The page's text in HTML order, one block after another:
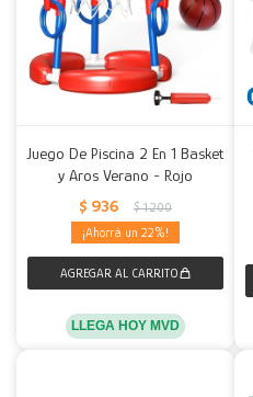
Juego De Piscina 2 En 1 Basket
y Aros Verano - Rojo
$ 936 $ 1.200
22
LLEGA HOY MVD